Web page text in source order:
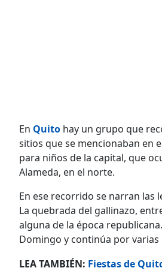
En Quito hay un grupo que
sitios que se mencionaban en
para niños de la capital, que
Alameda, en el norte.
En ese recorrido se narran las
La quebrada del gallinazo,
alguna de la época
Domingo y continúa por
LEA TAMBIÉN: Fiestas de